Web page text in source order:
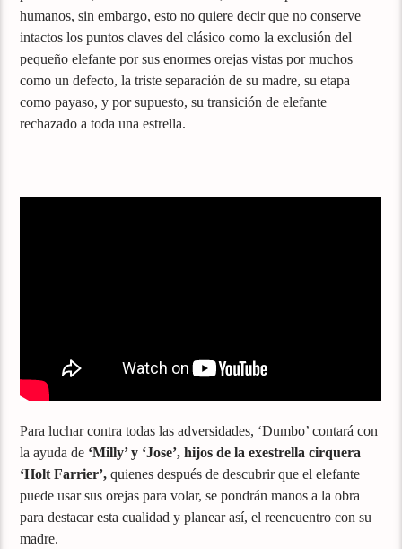
humanos, sin embargo, esto no quiere decir que no conserve
intactos los puntos claves del clásico como la exclusión del
pequeño elefante por sus enormes orejas vistas por muchos
como un defecto, la triste separación de su madre, su etapa
como payaso, y por supuesto, su transición de elefante
rechazado a toda una estrella.
Para luchar contra todas las adversidades, ‘Dumbo’ contará con
la ayuda de ‘Milly’ y ‘Jose’, hijos de la exestrella cirquera
‘Holt Farrier’,quienes después de descubrir que el elefante
puede usar sus orejas para volar, se pondrán manos a la obra
para destacar esta cualidad y planear así, el reencuentro con su
madre.